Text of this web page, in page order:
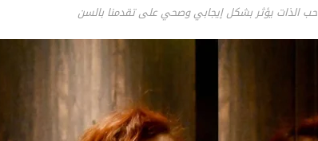
حب الذات يؤثر بشكل إيجابي وصحي على تقدمنا بالسن